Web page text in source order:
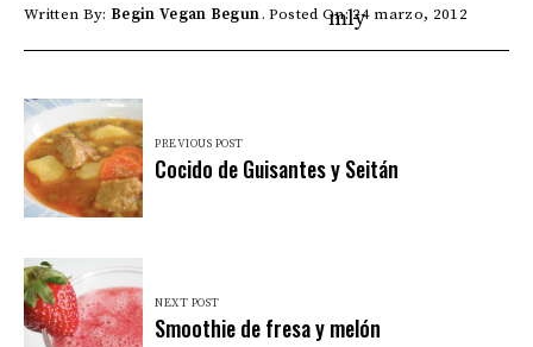
Written By: Begin Vegan Begun Posted On: 24 marzo, 2012
PREVIOUS POST
Cocido de Guisantes y Seitán
NEXT POST
Smoothie de fresa y melón